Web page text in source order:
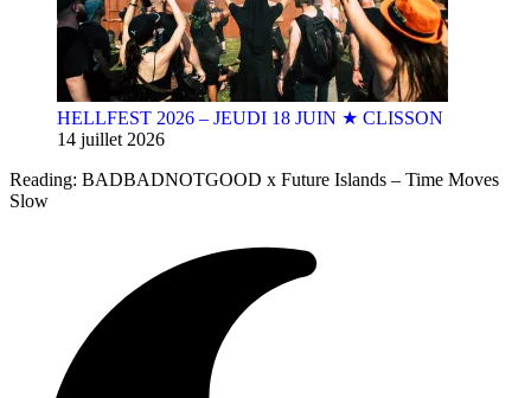
HELLFEST 2026 – JEUDI 18 JUIN ★ CLISSON
14 juillet 2026
Reading: BADBADNOTGOOD x Future Islands – Time Moves
Slow